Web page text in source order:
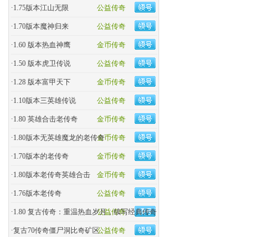
公益传奇
·1.75版本江山无限
公益传奇
·1.70版本魔神归来
金币传奇
·1.60 版本热血神鹰
公益传奇
·1.50 版本虎卫传说
金币传奇
·1.28 版本富甲天下
公益传奇
·1.10版本三英雄传说
金币传奇
·1.80 英雄合击老传奇
金币传奇
·1.80版本无英雄魔龙的老传奇
金币传奇
·1.70版本的老传奇
金币传奇
·1.80版本老传奇英雄合击
公益传奇
·1.76版本老传奇
公益传奇
·1.80 复古传奇：重温热血岁月，续写经典传奇
公益传奇
·复古70传奇僵尸洞比奇矿区